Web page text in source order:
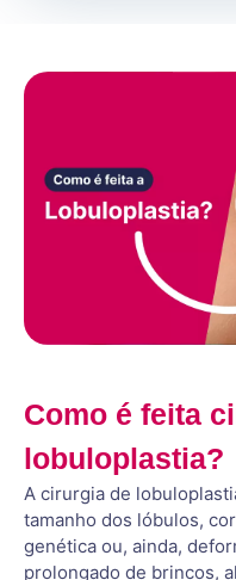
Como é feita
lobuloplastia?
A cirurgia de
tamanho dos lóbulos,
genética ou, ainda,
prolongado de brincos,